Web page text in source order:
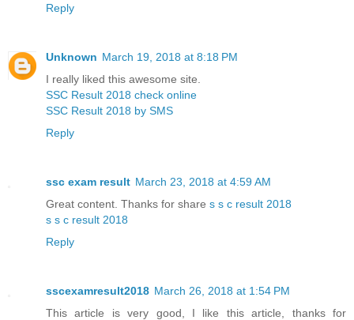
Reply
Unknown March 19, 2018 at 8:18 PM
I really liked this awesome site.
SSC Result 2018 check online
SSC Result 2018 by SMS
Reply
ssc exam result March 23, 2018 at 4:59 AM
Great content. Thanks for share s s c result 2018
s s c result 2018
Reply
sscexamresult2018 March 26, 2018 at 1:54 PM
This article is very good, I like this article, thanks for